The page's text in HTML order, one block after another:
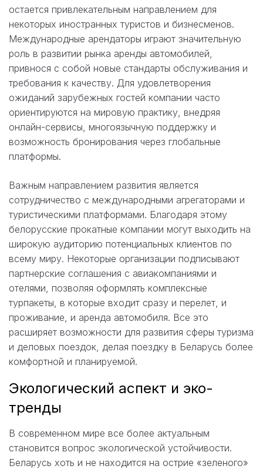
остается привлекательным направлением для
некоторых иностранных туристов и бизнесменов.
Международные арендаторы играют значительную
роль в развитии рынка аренды автомобилей,
привнося с собой новые стандарты обслуживания и
требования к качеству. Для удовлетворения
ожиданий зарубежных гостей компании часто
ориентируются на мировую практику, внедряя
онлайн-сервисы, многоязычную поддержку и
возможность бронирования через глобальные
платформы.
Важным направлением развития является
сотрудничество с международными агрегаторами и
туристическими платформами. Благодаря этому
белорусские прокатные компании могут выходить на
широкую аудиторию потенциальных клиентов по
всему миру. Некоторые организации подписывают
партнерские соглашения с авиакомпаниями и
отелями, позволяя оформлять комплексные
турпакеты, в которые входит сразу и перелет, и
проживание, и аренда автомобиля. Все это
расширяет возможности для развития сферы туризма
и деловых поездок, делая поездку в Беларусь более
комфортной и планируемой.
Экологический аспект и эко-
тренды
В современном мире все более актуальным
становится вопрос экологической устойчивости.
Беларусь хоть и не находится на острие «зеленого»